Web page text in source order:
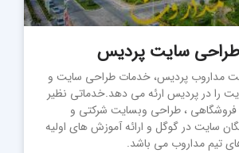
سایت پردیس
مداروب پردیس، خدمات طراحی سایت و
را در پردیس ارئه می دهد.خدماتی نظیر
، طراحی وبسایت شرکتی و
سایت در گوگل و ارائه آموزش های اولیه
تیم مداروب می باشد.